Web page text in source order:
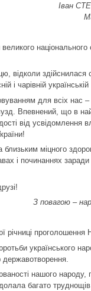
Іван
відколи здійснилася
і чарівній
для всіх нас –
Впевнений, що в
від усвідомлення
близьким міцного
і починаннях
З повагою –
річниці проголошення
українського
державотворення.
нашого народу,
багато